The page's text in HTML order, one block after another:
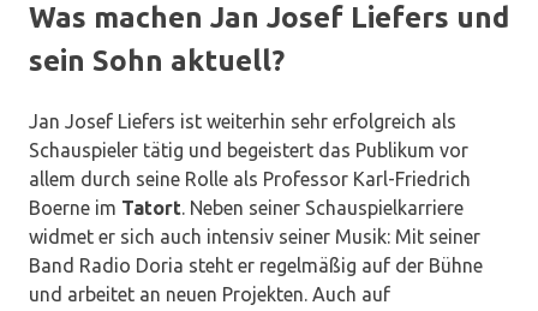
Was machen Jan Josef Liefers und
sein Sohn aktuell?
Jan Josef Liefers ist weiterhin sehr erfolgreich als
Schauspieler tätig und begeistert das Publikum vor
allem durch seine Rolle als Professor Karl-Friedrich
Boerne im Tatort. Neben seiner Schauspielkarriere
widmet er sich auch intensiv seiner Musik: Mit seiner
Band Radio Doria steht er regelmäßig auf der Bühne
und arbeitet an neuen Projekten. Auch auf